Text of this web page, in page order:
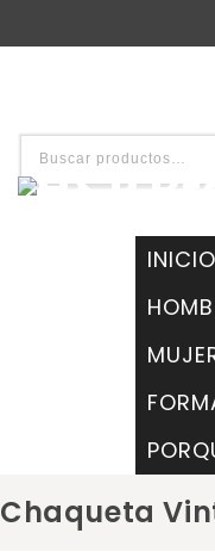
INICIO
Chaqueta